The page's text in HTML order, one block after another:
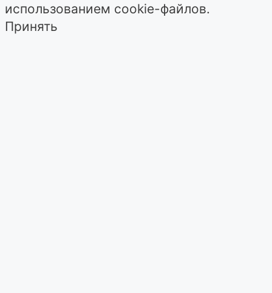
использованием cookie-файлов.
Принять